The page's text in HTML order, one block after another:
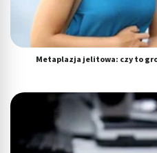
Metaplazja jelitowa: czy to